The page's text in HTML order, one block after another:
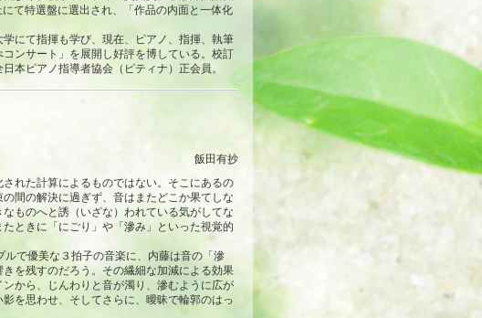
て特選盤に選出され、「作品の内面と一体化
にて指揮も学び、現在、ピアノ、指揮、執筆
ンサート」を展開し好評を博している。校訂
本ピアノ指導者協会（ピティナ）正会員。
飯田有抄
れた計算によるものではない。そこにあるの
間の解決に過ぎず、音はまたどこか果てしな
ものへと誘（いざな）われている気がしてな
ときに「にごり」や「滲み」といった視覚的
で優美な３拍子の音楽に、内藤は音の「滲
を残すのだろう。その繊細な加減による効果
から、じんわりと音が濁り、滲むように広が
を思わせ、そしてさらに、曖昧で輪郭のはっ